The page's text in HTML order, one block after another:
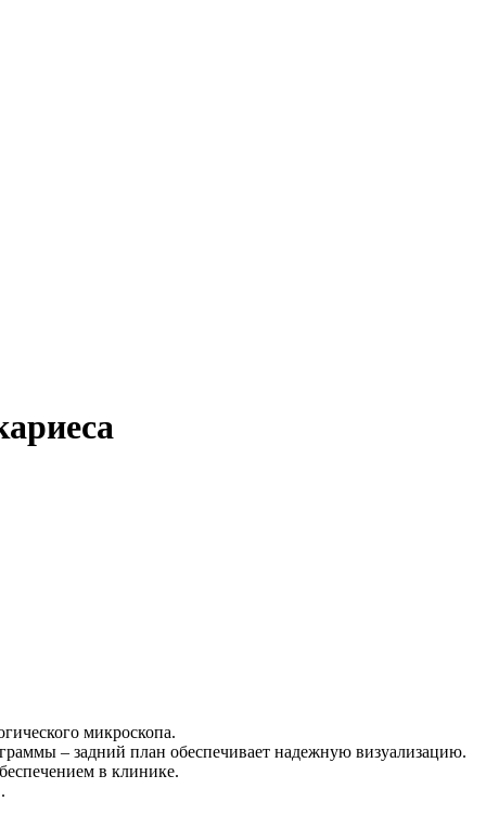
микроскопа.
– задний план обеспечивает надежную визуализацию.
в клинике.